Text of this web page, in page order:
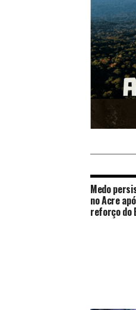
Medo
no Acre
reforço do